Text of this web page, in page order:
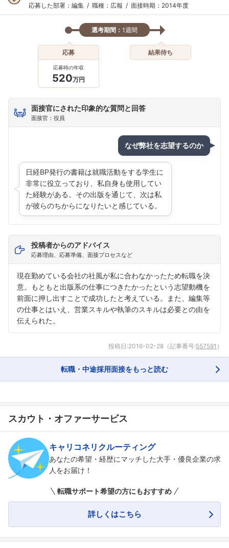
応募した部署：編集 職種：広報 面接時期：2014年度
選考期間： 1週間
応募
応募時の年収
520万円
結果待ち
面接官にされた印象的な質問と回答
面接官：役員
なぜ弊社を志望するのか
日経BP発行の書籍は就職活動をする学生に
非常に役立っており、私自身も使用してい
た経験がある。その出版を通じて、次は私
が彼らのちからになりたいと感じている。
投稿者からのアドバイス
応募理由、応募準備、面接プロセスなど
現在勤めている会社の社風が私に合わなかったため転職を決
意。もともと出版系の仕事につきたかったという志望動機を
前面に押し出すことで成功したと考えている。また、編集等
の仕事とはいえ、営業スキルや執筆のスキルは必要との由を
伝えられた。
投稿日:2016-02-28 （記事番号:557591 ）
転職・中途採用面接をもっと読む
スカウト・オファーサービス
キャリコネリクルーティング
あなたの希望・経歴にマッチした大手・優良企業の求
人をお届け！
転職サポート希望の方にもおすすめ
詳しくはこちら